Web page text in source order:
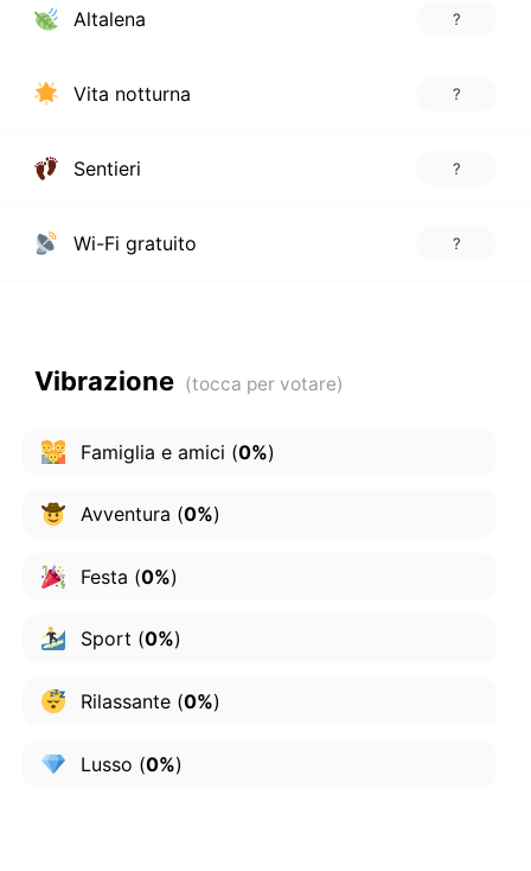
Altalena ?
Vita notturna ?
Sentieri ?
Wi-Fi gratuito ?
Vibrazione
Famiglia e amici (0%)
Avventura (0%)
Festa (0%)
Sport (0%)
Rilassante(0%)
Lusso (0%)